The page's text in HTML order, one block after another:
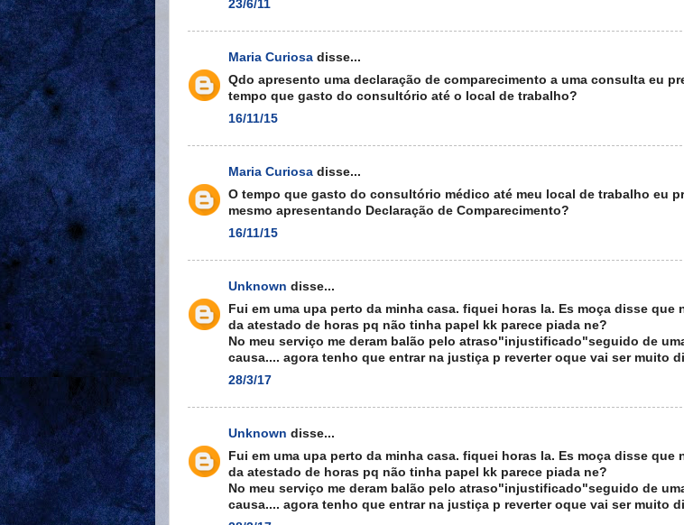
23/6/11
Maria Curiosa disse...
Qdo apresento uma declaração de comparecimento a uma consulta eu
tempo que gasto do consultório até o local de trabalho?
16/11/15
Maria Curiosa disse...
O tempo que gasto do consultório médico até meu local de trabalho eu
mesmo apresentando Declaração de Comparecimento?
16/11/15
Unknown disse...
Fui em uma upa perto da minha casa. fiquei horas la. Es moça disse que
da atestado de horas pq não tinha papel kk parece piada ne?
No meu serviço me deram balão pelo atraso"injustificado"seguido de
causa.... agora tenho que entrar na justiça p reverter oque vai ser muito
28/3/17
Unknown disse...
Fui em uma upa perto da minha casa. fiquei horas la. Es moça disse que
da atestado de horas pq não tinha papel kk parece piada ne?
No meu serviço me deram balão pelo atraso"injustificado"seguido de
causa.... agora tenho que entrar na justiça p reverter oque vai ser muito